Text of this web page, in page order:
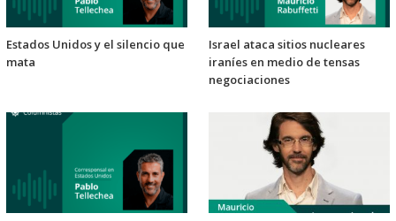
Estados Unidos y el silencio que
mata
Israel ataca sitios nucleares
iraníes en medio de tensas
negociaciones